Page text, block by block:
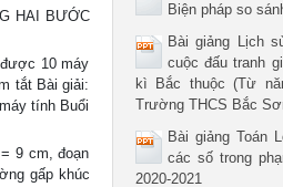
HAI BƯỚC
10 máy
tắt Bài giải:
tính Buổi
9 cm, đoạn
gấp khúc
Biện pháp so
Bài giảng Lịch
cuộc đấu tranh
kì Bắc thuộc (Từ
Trường THCS Bắc
Bài giảng Toán
các số trong
2020-2021